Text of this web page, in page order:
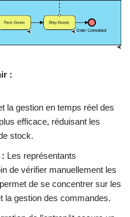
:
la gestion en temps réel des
efficace, réduisant les
stock.
: Les représentants
de vérifier manuellement les
de se concentrer sur les
la gestion des commandes.